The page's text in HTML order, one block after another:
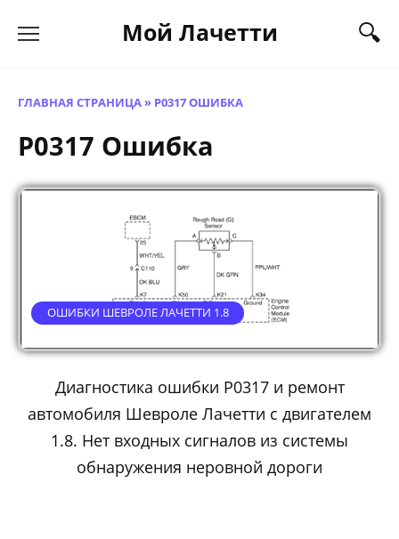
Мой Лачетти
ГЛАВНАЯ СТРАНИЦА» P0317 ОШИБКА
P0317 Ошибка
ОШИБКИ ШЕВРОЛЕ ЛАЧЕТТИ 1.8
Диагностика ошибки P0317 и ремонт
автомобиля Шевроле Лачетти с двигателем
1.8. Нет входных сигналов из системы
обнаружения неровной дороги